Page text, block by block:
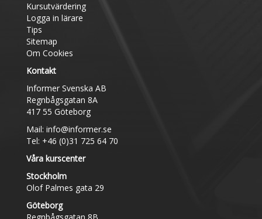
Kursutvärdering
Logga in lärare
Tips
Sitemap
Om Cookies
Kontakt
Informer Svenska AB
Regnbågsgatan 8A
417 55 Göteborg
Mail: info@informer.se
Tel: +46 (0)31 725 64 70
Våra kurscenter
Stockholm
Olof Palmes gata 29
Göteborg